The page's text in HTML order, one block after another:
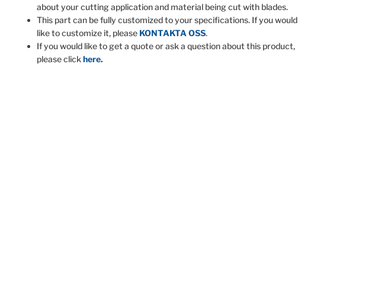
about your cutting application and material being cut with blades.
This part can be fully customized to your specifications. If you would
like to customize it, please KONTAKTA OSS.
If you would like to get a quote or ask a question about this product,
please clickhere.